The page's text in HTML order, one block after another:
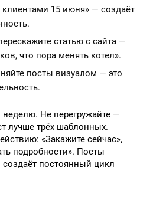
клиентами 15 июня» — создаёт
статью с сайта —
что пора менять котел».
посты визуалом — это
неделю. Не перегружайте —
лучше трёх шаблонных.
«Закажите сейчас»,
подробности». Посты
постоянный цикл